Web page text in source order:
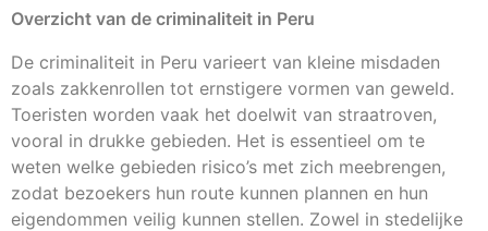
Overzicht van de criminaliteit in Peru
De criminaliteit in Peru varieert van kleine misdaden
zoals zakkenrollen tot ernstigere vormen van geweld.
Toeristen worden vaak het doelwit van straatroven,
vooral in drukke gebieden. Het is essentieel om te
weten welke gebieden risico’s met zich meebrengen,
zodat bezoekers hun route kunnen plannen en hun
eigendommen veilig kunnen stellen. Zowel in stedelijke